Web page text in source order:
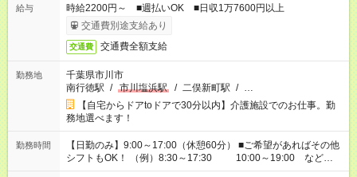
給与
時給2200円～ ■週払いOK ■日収1万7600円以上
交通費別途支給あり
交通費 交通費全額支給
勤務地
千葉県市川市
南行徳駅 / 市川塩浜駅 / 二俣新町駅 / …
【自宅からドアtoドアで30分以内】介護施設でのお仕事。勤
務地選べます！
勤務時間
【日勤のみ】9:00～17:00（休憩60分） ■ご希望があればその他
シフトもOK！ （例）8:30～17:30 10:00～19:00 など
「家族とお休みを合わせたい」 「できれば残業はしたくない」